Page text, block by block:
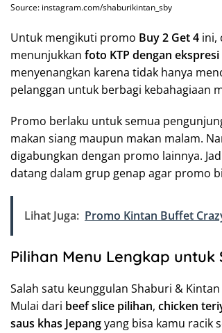
Source: instagram.com/shaburikintan_sby
Untuk mengikuti promo Buy 2 Get 4 ini,
menunjukkan foto KTP dengan
menyenangkan karena tidak hanya
pelanggan untuk berbagi kebahagiaan
Promo berlaku untuk semua
makan siang maupun makan malam.
digabungkan dengan promo lainnya.
datang dalam grup genap agar promo
Lihat Juga: Promo Kintan Buffet
Pilihan Menu Lengkap untuk
Salah satu keunggulan Shaburi &
Mulai dari beef slice pilihan, chicken
saus khas Jepangyang bisa kamu racik